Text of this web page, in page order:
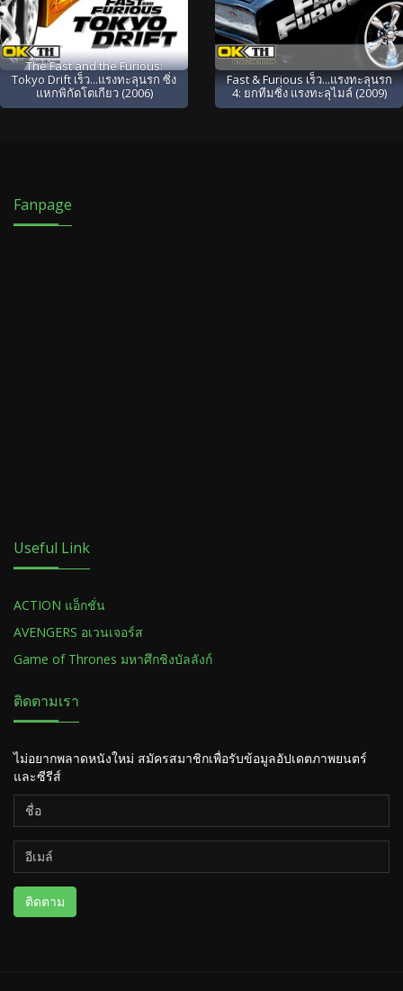
The Fast and the Furious:
Tokyo Drift เร็ว...แรงทะลุนรก ซิ่ง
แหกพิกัดโตเกียว (2006)
Fast & Furious เร็ว...แรงทะลุนรก
4: ยกทีมซิ่ง แรงทะลุไมล์ (2009)
Fanpage
Useful Link
ACTION แอ็กชั่น
AVENGERS อเวนเจอร์ส
Game of Thrones มหาศึกชิงบัลลังก์
ติดตามเรา
ไม่อยากพลาดหนังใหม่ สมัครสมาชิกเพื่อรับข้อมูลอัปเดตภาพยนตร์
และซีรีส์
ติดตาม